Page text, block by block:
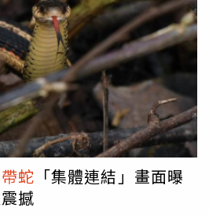
蛇 「集體連結」畫面曝
撼